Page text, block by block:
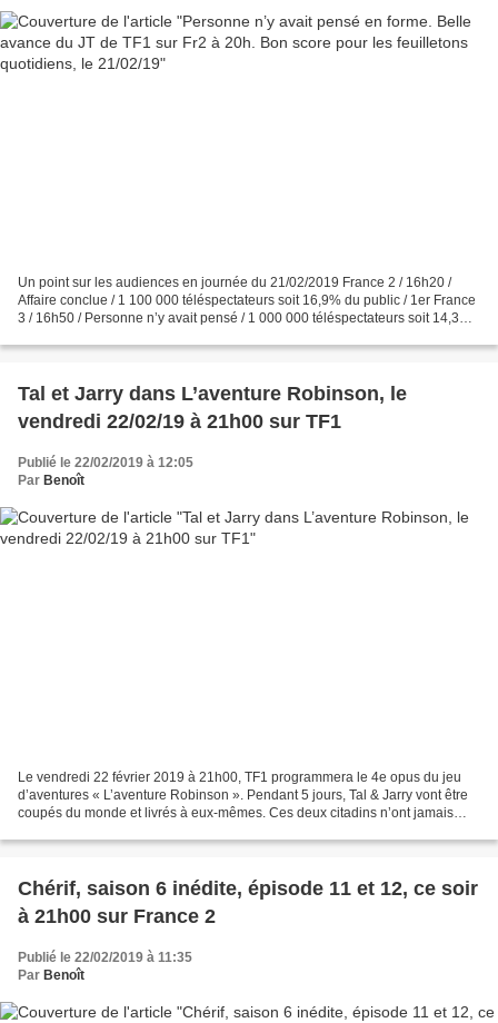
Un point sur les audiences en journée du 21/02/2019 France 2 / 16h20 /
Affaire conclue / 1 100 000 téléspectateurs soit 16,9% du public / 1er France
3 / 16h50 / Personne n’y avait pensé / 1 000 000 téléspectateurs soit 14,3%
Tal et Jarry dans L’aventure Robinson, le
vendredi 22/02/19 à 21h00 sur TF1
Publié le 22/02/2019 à 12:05
Par Benoît
Le vendredi 22 février 2019 à 21h00, TF1 programmera le 4e opus du jeu
d’aventures « L’aventure Robinson ». Pendant 5 jours, Tal & Jarry vont être
coupés du monde et livrés à eux-mêmes. Ces deux citadins n’ont jamais
Chérif, saison 6 inédite, épisode 11 et 12, ce soir
à 21h00 sur France 2
Publié le 22/02/2019 à 11:35
Par Benoît